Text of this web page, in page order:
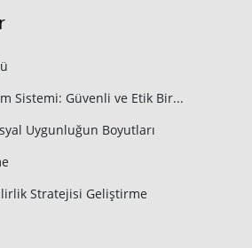
Sistemi: Güvenli ve Etik Bir...
Uygunluğun Boyutları
Stratejisi Geliştirme